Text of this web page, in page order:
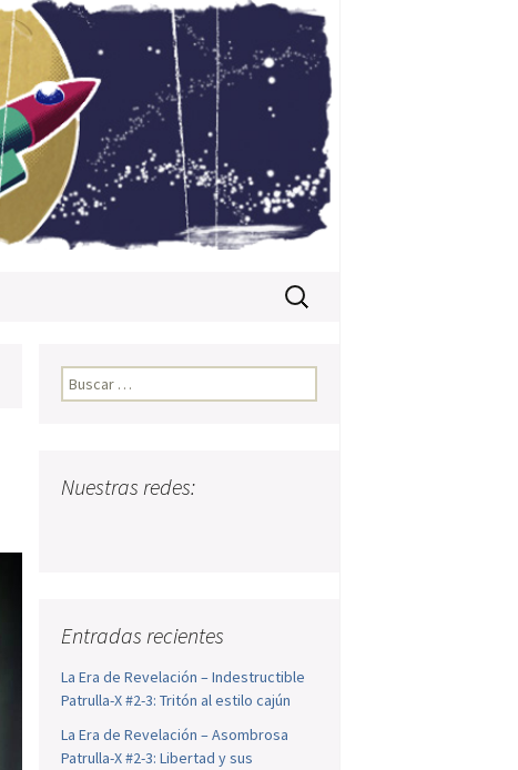
Buscar:
Buscar:
Nuestras redes:
Entradas recientes
La Era de Revelación – Indestructible
Patrulla-X #2-3: Tritón al estilo cajún
La Era de Revelación – Asombrosa
Patrulla-X #2-3: Libertad y sus